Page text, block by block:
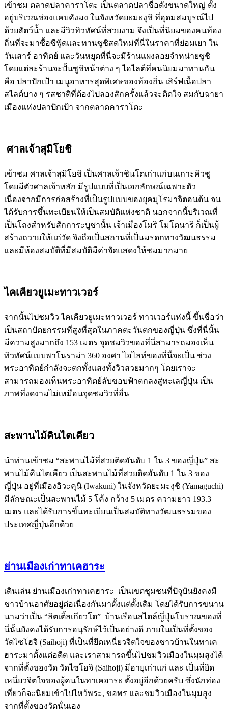
เข้าชม ตลาดปลาคาราโตะ เป็นตลาดปลาชื่อดังขนาดใหญ่ ตั้ง
อยู่บริเวณช่องแคบคังมง ในจังหวัดยะมะงุชิ ที่อุดมสมบูรณ์ไป
ด้วยสัตว์น้ำ และมีวิวทิวทัศน์ที่สวยงาม จึงเป็นที่นิยมของคนท้อง
ถิ่นที่จะมาซื้อซีฟู้ดและทานซูชิสดใหม่ที่นี่ในราคาที่ย่อมเยา ใน
วันเสาร์ อาทิตย์ และวันหยุดที่นี่จะมีร้านแผงลอยจำหน่ายซูชิ
โดยแต่ละร้านจะปั้นซูชิหน้าต่าง ๆ ไฮไลต์ที่คนนิยมมาทานกัน
คือ ปลาปักเป้า เมนูอาหารสุดพิเศษของท้องถิ่น เสิร์ฟเนื้อปลา
สไลด์บาง ๆ รสชาติที่ต้องไปลองสักครั้งแล้วจะติดใจ สมกับฉายา
เมืองแห่งปลาปักเป้า จากตลาดคาราโตะ
ศาลเจ้าสุมิโยชิ
เข้าชม ศาลเจ้าสุมิโยชิ เป็นศาลเจ้าชินโตเก่าแก่บนเกาะคิวชู
โดยมีตัวศาลเจ้าหลัก มีรูปแบบที่เป็นเอกลักษณ์เฉพาะตัว
เนื่องจากมีการก่อสร้างที่เป็นรูปแบบของยุคมุโรมาจิตอนต้น จน
ได้รับการขึ้นทะเบียนให้เป็นสมบัติแห่งชาติ นอกจากนี้บริเวณที่
เป็นโถงสำหรับสักการะบูชานั้น เจ้าเมืองโมริ โมโตนาริ ก็เป็นผู้
สร้างถวายให้แก่วัด จึงถือเป็นสถานที่เป็นมรดกทางวัฒนธรรม
และมีห้องสมบัติที่มีสมบัติมีค่าจัดแสดงให้ชมมากมาย
ไคเคียวยูเมะทาวเวอร์
จากนั้นไปชมวิว ไคเคียวยูเมะทาวเวอร์ ทาวเวอร์แห่งนี้ ขึ้นชื่อว่า
เป็นสถาปัตยกรรมที่สูงที่สุดในภาคตะวันตกของญี่ปุ่น ซึ่งที่นี่นั้น
มีความสูงมากถึง 153 เมตร จุดชมวิวของที่นี่สามารถมองเห็น
ทิวทัศน์แบบพาโนราม่า 360 องศา ไฮไลท์ของที่นี้จะเป็น ช่วง
พระอาทิตย์กำลังจะตกทั้งแสงทั้งวิวสวยมากๆ โดยเราจะ
สามารถมองเห็นพระอาทิตย์ลับขอบฟ้าตกลงสู่ทะเลญี่ปุ่น เป็น
ภาพที่งดงามไม่เหมือนจุดชมวิวที่อื่น
สะพานไม้คินไตเคียว
นำท่านเข้าชม “สะพานไม้ที่สวยติดอันดับ 1 ใน 3 ของญี่ปุ่น” สะ
พานไม้คินไตเคียว เป็นสะพานไม้ที่สวยติดอันดับ 1 ใน 3 ของ
ญี่ปุ่น อยู่ที่เมืองอิวะคุนิ (Iwakuni) ในจังหวัดยะมะงุชิ (Yamaguchi)
มีลักษณะเป็นสะพานไม้ 5 โค้ง กว้าง 5 เมตร ความยาว 193.3
เมตร และได้รับการขึ้นทะเบียนเป็นสมบัติทางวัฒนธรรมของ
ประเทศญี่ปุ่นอีกด้วย
ย่านเมืองเก่าทาเคฮาระ
เดินเล่น ย่านเมืองเก่าทาเคฮาระ เป็นเขตชุมชนที่ปัจุบันยังคงมี
ชาวบ้านอาศัยอยู่ต่อเนื่องกันมาตั้งแต่ดั้งเดิม โดยได้รับการขนาน
นามว่าเป็น “ลิตเติ้ลเกียวโต” บ้านเรือนสไตล์ญี่ปุ่นโบราณของที่
นี่นั้นยังคงได้รับการอนุรักษ์ไว้เป็นอย่างดี ภายในเป็นที่ตั้งของ
วัดไซโฮจิ (Saihoji) ที่เป็นที่ยึดเหนี่ยวจิตใจของชาวบ้านในทาเค
ฮาระมาตั้งแต่อดีต และเราสามารถขึ้นไปชมวิวเมืองในมุมสูงได้
จากที่ตั้งของวัด วัดไซโฮจิ (Saihoji) มีอายุเก่าแก่ และ เป็นที่ยึด
เหนี่ยวจิตใจของผู้คนในทาเคฮาระ ตั้งอยู่อีกด้วยครับ ซึ่งนักท่อง
เที่ยวก็จะนิยมเข้าไปไหว้พระ, ขอพร และชมวิวเมืองในมุมสูง
จากที่ตั้งของวัดนั่นเอง